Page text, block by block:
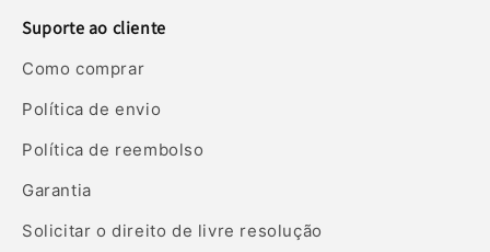
Suporte ao cliente
Como comprar
Política de envio
Política de reembolso
Garantia
Solicitar o direito de livre resolução